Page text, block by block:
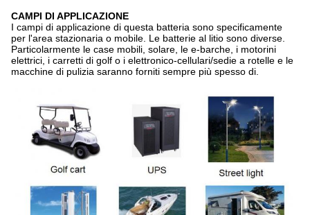
CAMPI DI APPLICAZIONE
I campi di applicazione di questa batteria sono specificamente
per l'area stazionaria o mobile. Le batterie al litio sono diverse.
Particolarmente le case mobili, solare, le e-barche, i motorini
elettrici, i carretti di golf o i elettronico-cellulari/sedie a rotelle e le
macchine di pulizia saranno forniti sempre più spesso di.